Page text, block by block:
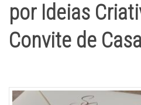
por Ideias
Convite de